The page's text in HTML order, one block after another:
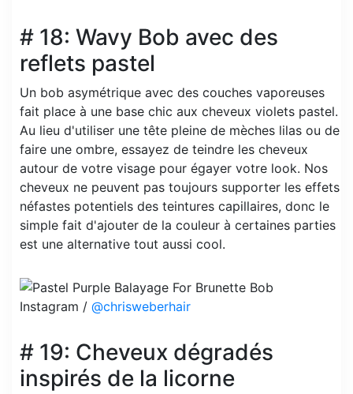
# 18: Wavy Bob avec des
reflets pastel
Un bob asymétrique avec des couches vaporeuses
fait place à une base chic aux cheveux violets pastel.
Au lieu d'utiliser une tête pleine de mèches lilas ou de
faire une ombre, essayez de teindre les cheveux
autour de votre visage pour égayer votre look. Nos
cheveux ne peuvent pas toujours supporter les effets
néfastes potentiels des teintures capillaires, donc le
simple fait d'ajouter de la couleur à certaines parties
est une alternative tout aussi cool.
Instagram / @chrisweberhair
# 19: Cheveux dégradés
inspirés de la licorne